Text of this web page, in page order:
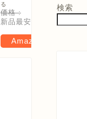
リジナル特典】メ
タモン型木製トレ
ー(サイズ約直径
16cm) 同梱 & デジ
タル特典 家具「ひ
る
価格 :
新品最安値 :
Amazonで見る
検索